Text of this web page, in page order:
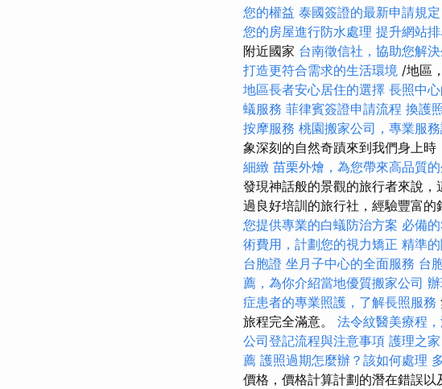
您的權益 泰國簽證的最新申請規定
您的房屋進行防水處理 提升網站
附近國家 台南徵信社，協助您解
打造更符合需求的生活環境 /地區
地區長者安心居住的選擇 長照中
蟻服務 菲律賓簽證申請流程 換護
按摩服務 桃園搬家公司，專業服
象深刻的自然奇蹟來到我們身上時
細緻 苗栗外燴，為您帶來高品質
發現神話般的景觀的旅行者來說
過良好培訓的旅行社，經驗豐富的
您提供專業的白蟻防治方案 必備
術費用，計劃您的視力矯正 精準
台胞證 坐月子中心的全面服務 台
薦，為你介紹當地優質搬家公司
症患者的專業照護，了解長照服務
旅程完全滿意。 法令紋醫美療程
公司登記流程與注意事項 護理之
薦 護照過期怎麼辦？該如何處理
價格，價格計算計劃的潛在錯誤以